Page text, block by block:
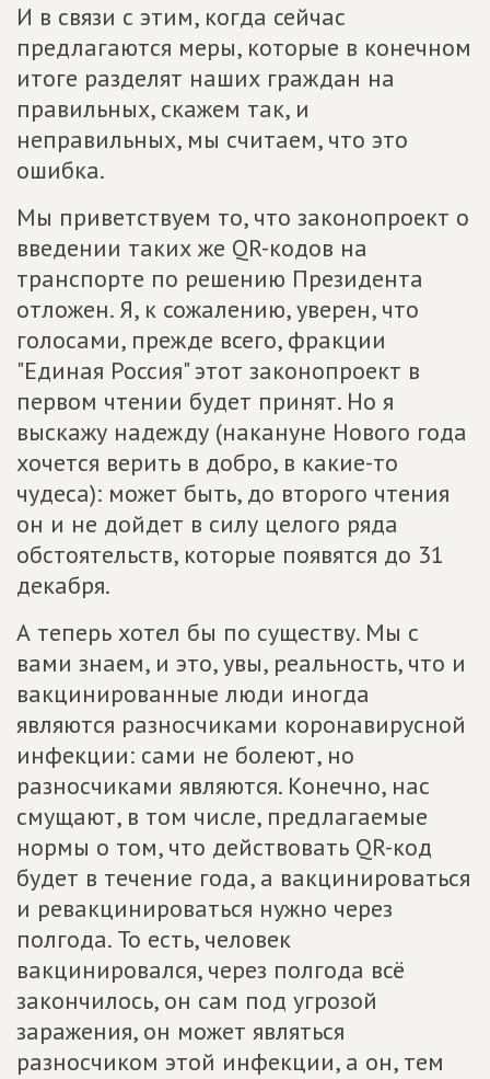
И в связи с этим, когда сейчас
предлагаются меры, которые в конечном
итоге разделят наших граждан на
правильных, скажем так, и
неправильных, мы считаем, что это
ошибка.
Мы приветствуем то, что законопроект о
введении таких же QR-кодов на
транспорте по решению Президента
отложен. Я, к сожалению, уверен, что
голосами, прежде всего, фракции
"Единая Россия" этот законопроект в
первом чтении будет принят. Но я
выскажу надежду (накануне Нового года
хочется верить в добро, в какие-то
чудеса): может быть, до второго чтения
он и не дойдет в силу целого ряда
обстоятельств, которые появятся до 31
декабря.
А теперь хотел бы по существу. Мы с
вами знаем, и это, увы, реальность, что и
вакцинированные люди иногда
являются разносчиками коронавирусной
инфекции: сами не болеют, но
разносчиками являются. Конечно, нас
смущают, в том числе, предлагаемые
нормы о том, что действовать QR-код
будет в течение года, а вакцинироваться
и ревакцинироваться нужно через
полгода. То есть, человек
вакцинировался, через полгода всё
закончилось, он сам под угрозой
заражения, он может являться
разносчиком этой инфекции, а он, тем